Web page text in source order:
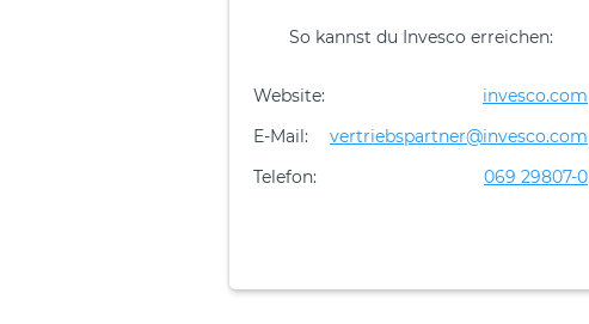
So kannst du Invesco erreichen:
Website:
invesco.com
E-Mail:
vertriebspartner@invesco.com
Telefon:
069 29807-0